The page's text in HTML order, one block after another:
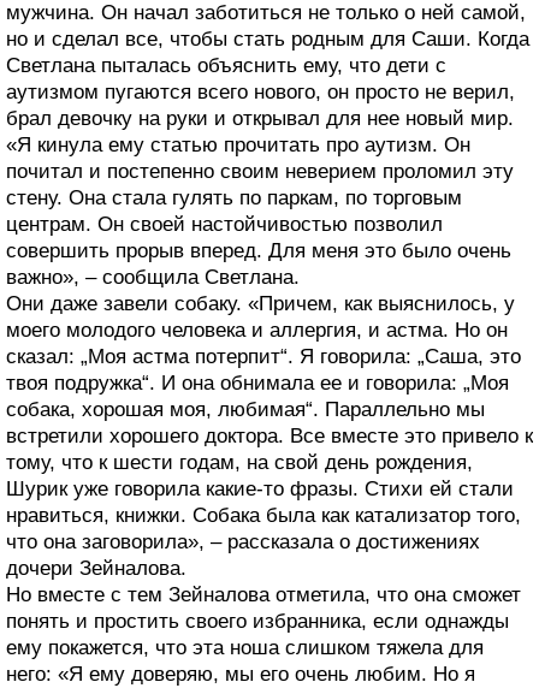
мужчина. Он начал заботиться не только о ней самой,
но и сделал все, чтобы стать родным для Саши. Когда
Светлана пыталась объяснить ему, что дети с
аутизмом пугаются всего нового, он просто не верил,
брал девочку на руки и открывал для нее новый мир.
«Я кинула ему статью прочитать про аутизм. Он
почитал и постепенно своим неверием проломил эту
стену. Она стала гулять по паркам, по торговым
центрам. Он своей настойчивостью позволил
совершить прорыв вперед. Для меня это было очень
важно», – сообщила Светлана.
Они даже завели собаку. «Причем, как выяснилось, у
моего молодого человека и аллергия, и астма. Но он
сказал: „Моя астма потерпит“. Я говорила: „Саша, это
твоя подружка“. И она обнимала ее и говорила: „Моя
собака, хорошая моя, любимая“. Параллельно мы
встретили хорошего доктора. Все вместе это привело к
тому, что к шести годам, на свой день рождения,
Шурик уже говорила какие-то фразы. Стихи ей стали
нравиться, книжки. Собака была как катализатор того,
что она заговорила», – рассказала о достижениях
дочери Зейналова.
Но вместе с тем Зейналова отметила, что она сможет
понять и простить своего избранника, если однажды
ему покажется, что эта ноша слишком тяжела для
него: «Я ему доверяю, мы его очень любим. Но я